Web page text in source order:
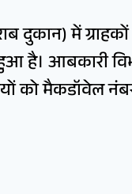
दुकान) में
है। आबकारी
को मैकडॉवेल